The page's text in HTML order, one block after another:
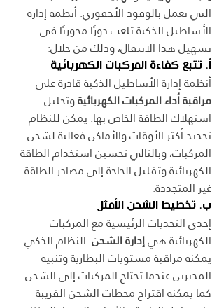
التي تعمل بالوقود الأحفوري. أنظمة إدارة
الأساطيل الذكية تلعب دورًا محوريًا في
تسهيل هذا الانتقال، وذلك من خلال:
أ. تتبع كفاءة المركبات الكهربائية
أنظمة إدارة الأساطيل الذكية قادرة على
مراقبة أداء المركبات الكهربائية وتحليل
استهلاك الطاقة الخاص بها. يمكن للنظام
تحديد أكثر الأوقات والأماكن فعالية لشحن
المركبات، وبالتالي تحسين استخدام الطاقة
الكهربائية وتقليل الحاجة إلى مصادر الطاقة
غير المتجددة.
ب. تخطيط الشحن الأمثل
إحدى التحديات الرئيسية مع المركبات
الكهربائية هي إدارة الشحن. النظام الذكي
يمكنه مراقبة مستويات البطارية وتنبيه
المديرين عندما تحتاج المركبات إلى الشحن.
كما يمكنه اقتراح محطات الشحن القريبة